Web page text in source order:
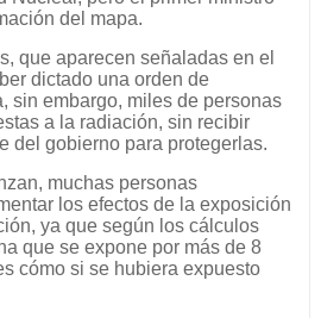
del mapa.
que aparecen señaladas en el
dictado una orden de
sin embargo, miles de personas
a la radiación, sin recibir
del gobierno para protegerlas.
muchas personas
los efectos de la exposición
ya que según los cálculos
que se expone por más de 8
cómo si se hubiera expuesto